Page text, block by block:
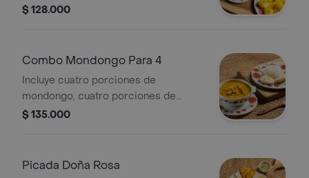
bañadas en salsa criolla, cuatro
cuatro arepas, cuatro yucas sudadas
bañadas en salsa criolla y gaseosa 1.5
LT
$ 128.000
Combo Mondongo Para 4
Incluye cuatro porciones de
mondongo, cuatro porciones de
arroz, cuatro arepas, cuatro bananos,
$ 135.000
Picada Doña Rosa